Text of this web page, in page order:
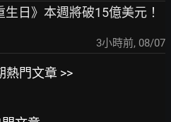
日》本週將破15億美元！
3小時前, 08/07
熱門文章 >>